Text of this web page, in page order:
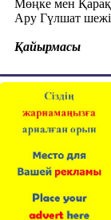
Мөңке мен
Ару Гүлшат
Қайырмасы